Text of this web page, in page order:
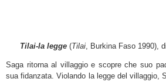
Tilai-la legge (Tilai, Burkina Faso 1990),
Saga ritorna al villaggio e scopre che suo
sua fidanzata. Violando la legge del villaggio,